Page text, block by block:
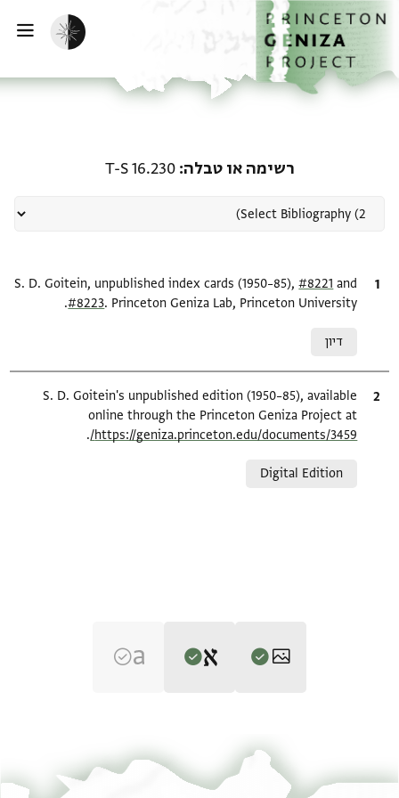
לתוכןהבית
הפעלת מצב כהה
רשימה או טבלה T-S 16.230
ציטוט S. D. Goitein, unpublished index cards (1950–85),#8221 and
#8223 . Princeton Geniza Lab, Princeton University.
דיון
ציטוט
S. D. Goitein's unpublished edition (1950–85), available
online through the Princeton Geniza Project at
https://geniza.princeton.edu/documents/3459/
.
Digital Edition
S. D. Goitein's unpublished edition (1950–85).
T-S 16.230 1v